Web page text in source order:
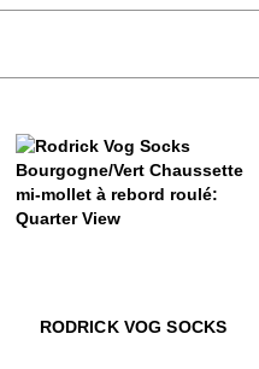
Cirage JF $15
RODRICK VOG SOCKS